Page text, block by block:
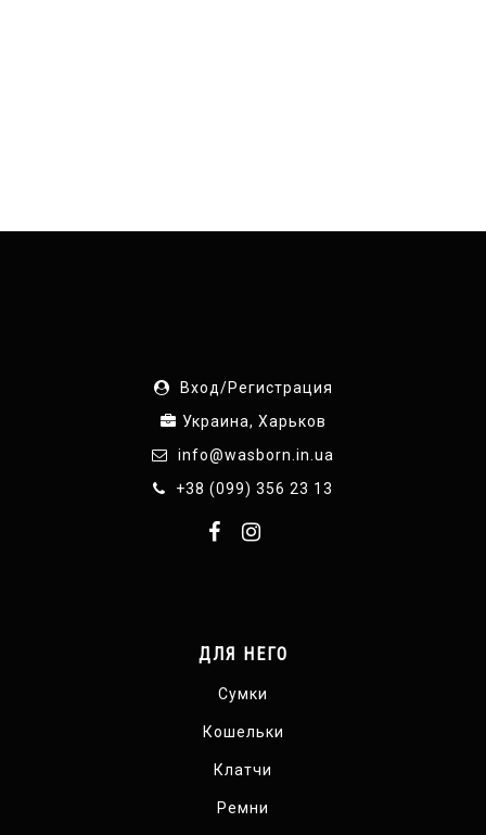
Вход/Регистрация
Украина, Харьков
info@wasborn.in.ua
+38 (099) 356 23 13
ДЛЯ НЕГО
Сумки
Кошельки
Клатчи
Ремни